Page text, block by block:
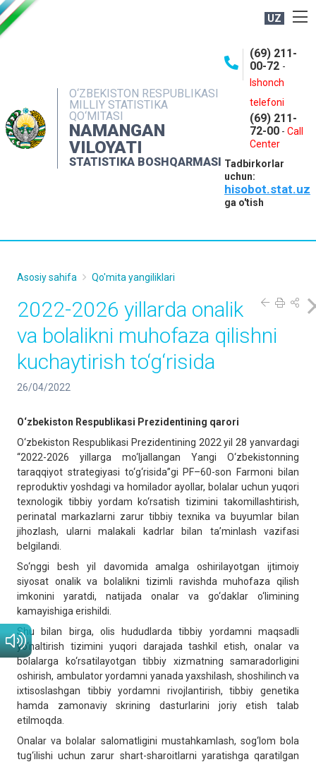
UZ
O‘ZBEKISTON RESPUBLIKASI
MILLIY STATISTIKA
QO‘MITASI
NAMANGAN
VILOYATI
STATISTIKA BOSHQARMASI
(69) 211-
00-72 -
Ishonch
telefoni
(69) 211-
72-00 - Call
Center
Tadbirkorlar
uchun:
hisobot.stat.uz
ga o'tish
NASHRLAR
INTERAKTIV XIZMATLAR
MATBUOT XIZMATI
MUROJAATLAR
Asosiy sahifa Qo'mita yangiliklari
2022-2026 yillarda onalik
va bolalikni muhofaza qilishni
kuchaytirish to‘g‘risida
26/04/2022
O‘zbekiston Respublikasi Prezidentining qarori
O‘zbekiston Respublikasi Prezidentining 2022 yil 28 yanvardagi
“2022-2026 yillarga mo‘ljallangan Yangi O‘zbekistonning
taraqqiyot strategiyasi to‘g‘risida”gi PF–60-son Farmoni bilan
reproduktiv yoshdagi va homilador ayollar, bolalar uchun yuqori
texnologik tibbiy yordam ko‘rsatish tizimini takomillashtirish,
perinatal markazlarni zarur tibbiy texnika va buyumlar bilan
jihozlash, ularni malakali kadrlar bilan ta’minlash vazifasi
belgilandi.
So‘nggi besh yil davomida amalga oshirilayotgan ijtimoiy
siyosat onalik va bolalikni tizimli ravishda muhofaza qilish
imkonini yaratdi, natijada onalar va go‘daklar o‘limining
kamayishiga erishildi.
Shu bilan birga, olis hududlarda tibbiy yordamni maqsadli
yo‘naltirish tizimini yuqori darajada tashkil etish, onalar va
bolalarga ko‘rsatilayotgan tibbiy xizmatning samaradorligini
oshirish, ambulator yordamni yanada yaxshilash, shoshilinch va
ixtisoslashgan tibbiy yordamni rivojlantirish, tibbiy genetika
hamda zamonaviy skrining dasturlarini joriy etish talab
etilmoqda.
Onalar va bolalar salomatligini mustahkamlash, sog‘lom bola
tug‘ilishi uchun zarur shart-sharoitlarni yaratishga qaratilgan